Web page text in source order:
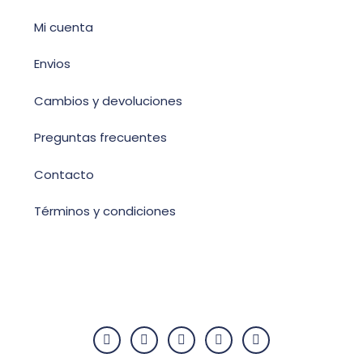
Mi cuenta
Envios
Cambios y devoluciones
Preguntas frecuentes
Contacto
Términos y condiciones